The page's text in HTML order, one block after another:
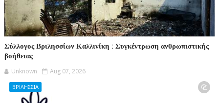
Σύλλογος Βριλησσίων Καλλινίκη : Συγκέντρωση ανθρωπιστικής
βοήθειας
Unknown Aug 07, 2026
ΒΡΙΛΗΣΣΙΑ